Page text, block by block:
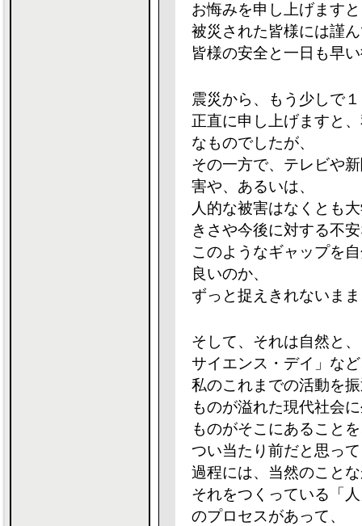
お悔みを申し上げます
被災された皆様には謹
皆様の安全と一日も早
震災から、もう少しで
正直に申し上げますと
なものでしたが、
その一方で、テレビや
害や、あるいは、
人的な被害はなくとも
きさや今後に対する不
このようなギャップを
良いのか、
ずっと捉えきれないま
そして、それは自然と
サイエンス・デイ」な
私のこれまでの活動を
ものが溢れた現代社会
ものがそこにあること
つい当たり前だと思っ
過程には、当然のこと
それをつくっている「
のプロセスがあって、